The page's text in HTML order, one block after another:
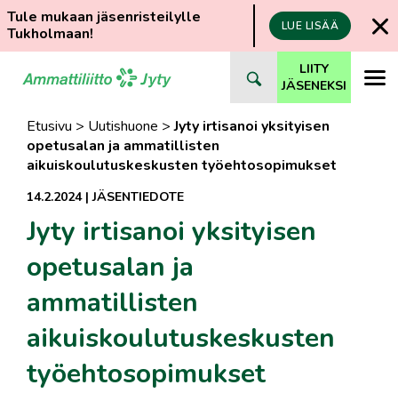
Tule mukaan jäsenristeilylle
Tukholmaan!
LUE LISÄÄ
suoraan
LIITY
JÄSENEKSI
Etusivu > Uutishuone >Jyty irtisanoi yksityisen
opetusalan ja ammatillisten
aikuiskoulutuskeskusten työehtosopimukset
14.2.2024|JÄSENTIEDOTE
Jyty irtisanoi yksityisen
opetusalan ja
ammatillisten
aikuiskoulutuskeskusten
työehtosopimukset